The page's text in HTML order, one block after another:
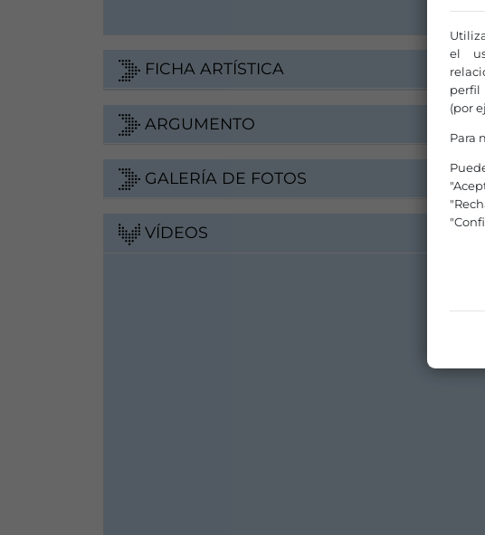
FICHA ARTÍSTICA
ARGUMENTO
GALERÍA DE FOTOS
VÍDEOS
el
perfil
(por
Para